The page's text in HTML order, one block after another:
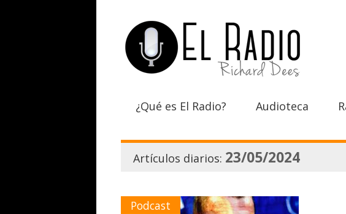
¿Qué es El Radio? Audioteca
Artículos diarios: 23/05/2024
Podcast